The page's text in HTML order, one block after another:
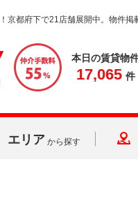
京都府下で21店舗展開中。物件掲
本日の賃貸物
17,065 件
エリア から探す